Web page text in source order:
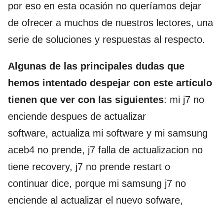
por eso en esta ocasión no queríamos dejar
de ofrecer a muchos de nuestros lectores, una
serie de soluciones y respuestas al respecto.
Algunas de las principales dudas que
hemos intentado despejar con este artículo
tienen que ver con las siguientes: mi j7 no
enciende despues de actualizar
software, actualiza mi software y mi samsung
aceb4 no prende, j7 falla de actualizacion no
tiene recovery, j7 no prende restart o
continuar dice, porque mi samsung j7 no
enciende al actualizar el nuevo sofware,